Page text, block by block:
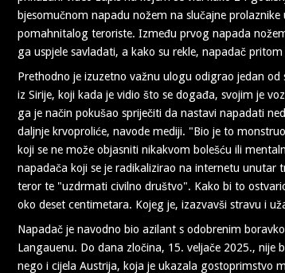
bjesomučnom napadu nožem na slučajne
pomahnitalog teroriste. Između prvog napada
ga uspjele savladati, a kako su rekle, napadač
Prethodno je izuzetno važnu ulogu odigrao jedan
iz Sirije, koji kada je vidio što se događa, svojim je
ga je način pokušao spriječiti da nastavi napadati
daljnje krvoproliće, navode mediji. "Bio je to
koji se ne može objasniti nikakvom bolešću ili
napadača koji se je radikalizirao na internetu unutar
teror te "uzdrmati civilno društvo". Kako bi to
oko deset centimetara. Kojeg je, izazvavši stravu i
Napadač je navodno bio azilant s odobrenim
Langauenu. Do dana zločina, 15. veljače 2025., nije
nego i cijela Austrija, koja je ukazala gostoprimstvo